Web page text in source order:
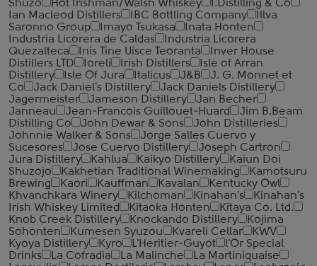
Shuzo
Hot Irishman/Walsh Whiskey
I.Distilling & Co
Ian Macleod Distillers
IBC Bottling Company
Illva
Saronno Group
Imayo Tsukasa
Inata Honten
Industria Licorera de Caldas
Industria Licorera
Quezalteca
Inis Tine Uisce Teoranta
Inver House
Distillers LTD
Ioreli Irish Distillers
Isle of Arran
Distillery
Isle Of Jura Italicus J&B
J. G. Monnet et
Co
Jack Daniel's Distillery
Jack Daniels Distillery
Jagermeister
Jameson Distillery
Jan Becher
Janneau
Jean-Francois Guillouet-Huard
Jim B.Beam
Distilling Co
John Dewar & Sons
John Distilleries
Johnnie Walker & Sons
Jorge Salles Cuervo y
Sucesores
Jose Cuervo Distillery
Joseph Cartron
Jura Distillery
Kahlua Kaikyo Distillery
Kaiun Doi
Shuzojo
Kakhetian Traditional Winemaking
Kamotsuru
Brewing
Kaori Kauffman Kavalan
Kentucky Owl
Khvanchkara Winery
Kilchoman Kinahan's
Kinahan's
Irish Whiskey Limited
Kitaoka Honten
Kitaya Co. Ltd.
Knob Creek Distillery
Knockando Distillery
Kojima
Sohonten
Kumesen Syuzou Kvareli Cellar
KWV
Kyoya Distillery
Kyro L'Heritier-Guyot
l'Or Special
Drinks
La Cofradia La Malinche
La Martiniquaise